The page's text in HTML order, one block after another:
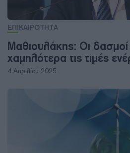
ΕΠΙΚΑΙΡΟΤΗΤΑ
Μαθιουλάκης: Οι
χαμηλότερα τις τιμές
4 Απριλίου 2025